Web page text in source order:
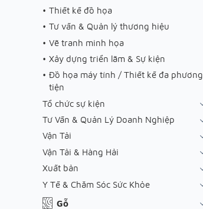
Thiết kế đồ họa
Tư vấn & Quản lý thương hiệu
Vẽ tranh minh họa
Xây dựng triển lãm & Sự kiện
Đồ họa máy tính / Thiết kế đa phương
tiện
Tổ chức sự kiện
Tư Vấn & Quản Lý Doanh Nghiệp
Vận Tải
Vận Tải & Hàng Hải
Xuất bản
Y Tế & Chăm Sóc Sức Khỏe
Gỗ